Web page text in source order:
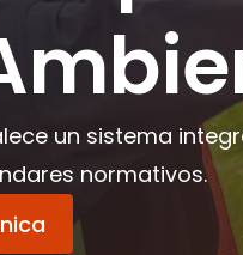
un sistema
normativos.